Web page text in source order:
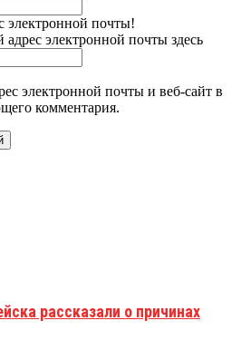
электронной почты!
адрес электронной почты здесь
электронной почты и веб-сайт в
комментария.
рассказали о причинах